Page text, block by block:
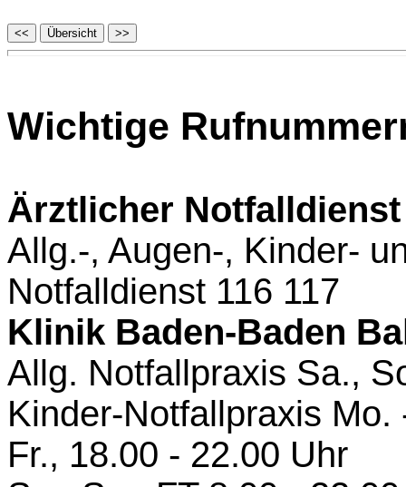
Wichtige
Ärztlicher Notfalldienst
Allg.-, Augen-, Kinder-
Notfalldienst 116 117
Klinik Baden-Baden
Allg. Notfallpraxis Sa.,
Kinder-Notfallpraxis
Fr., 18.00 - 22.00 Uhr